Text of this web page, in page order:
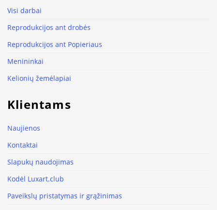
Visi darbai
Reprodukcijos ant drobės
Reprodukcijos ant Popieriaus
Menininkai
Kelionių žemėlapiai
Klientams
Naujienos
Kontaktai
Slapukų naudojimas
Kodėl Luxart.club
Paveikslų pristatymas ir grąžinimas